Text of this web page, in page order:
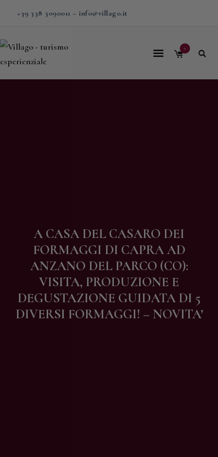
+39 338 3090011 – info@villago.it
0
A CASA DEL CASARO DEI
FORMAGGI DI CAPRA AD
ANZANO DEL PARCO (CO):
VISITA, PRODUZIONE E
DEGUSTAZIONE GUIDATA DI 5
DIVERSI FORMAGGI! – NOVITA’
Home
Contatti